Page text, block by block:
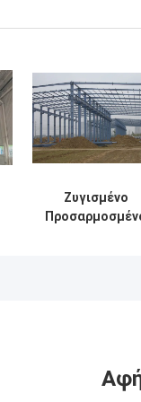
Ζυγισμένο